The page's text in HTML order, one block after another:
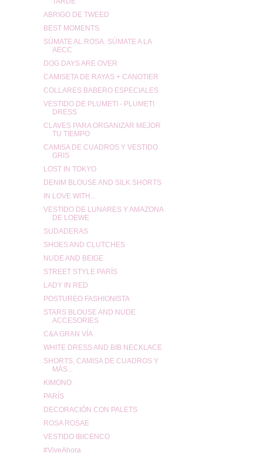
ABRIGO DE TWEED
BEST MOMENTS
SÚMATE AL ROSA. SÚMATE A LA
AECC
DOG DAYS ARE OVER
CAMISETA DE RAYAS + CANOTIER
COLLARES BABERO ESPECIALES
VESTIDO DE PLUMETI - PLUMETI
DRESS
CLAVES PARA ORGANIZAR MEJOR
TU TIEMPO
CAMISA DE CUADROS Y VESTIDO
GRIS
LOST IN TOKYO
DENIM BLOUSE AND SILK SHORTS
IN LOVE WITH...
VESTIDO DE LUNARES Y AMAZONA
DE LOEWE
SUDADERAS
SHOES AND CLUTCHES
NUDE AND BEIGE
STREET STYLE PARÍS
LADY IN RED
POSTUREO FASHIONISTA
STARS BLOUSE AND NUDE
ACCESORIES
C&A GRAN VÍA
WHITE DRESS AND BIB NECKLACE
SHORTS, CAMISA DE CUADROS Y
MÁS...
KIMONO
PARÍS
DECORACIÓN CON PALETS
ROSA ROSAE
VESTIDO IBICENCO
#ViveAhora